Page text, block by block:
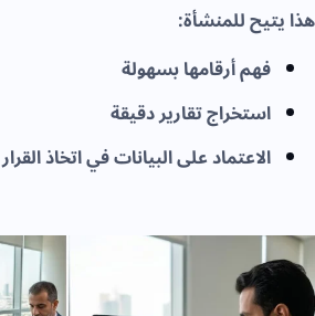
هذا يتيح للمنشأة:
فهم أرقامها بسهولة
استخراج تقارير دقيقة
الاعتماد على البيانات في اتخاذ القرار